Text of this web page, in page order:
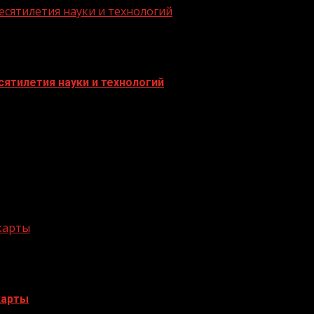
науки и технологий
науки и технологий